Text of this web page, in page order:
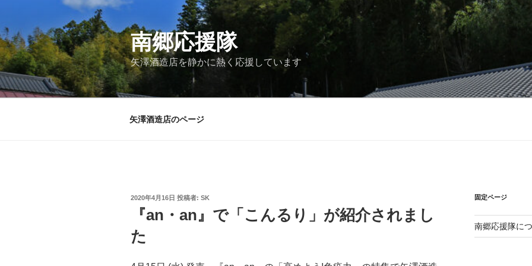
テ
ン
ツ
へ
ス
南郷応援隊
矢澤酒造店を静かに熱く応援しています
矢澤酒造店のページ
投
2020年4月16日 投稿者: SK
『an・an』で「こんるり」が紹介されまし
た
固定ページ
南郷応援隊に